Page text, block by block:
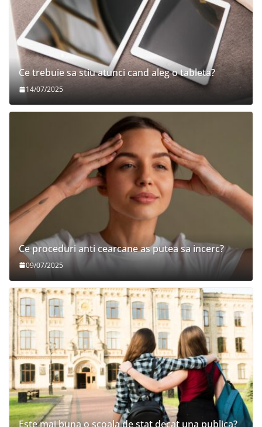
Ce trebuie sa stiu atunci cand aleg o tableta?
14/07/2025
Ce proceduri anti cearcane as putea sa incerc?
09/07/2025
Este mai buna o scoala de stat decat una publica?